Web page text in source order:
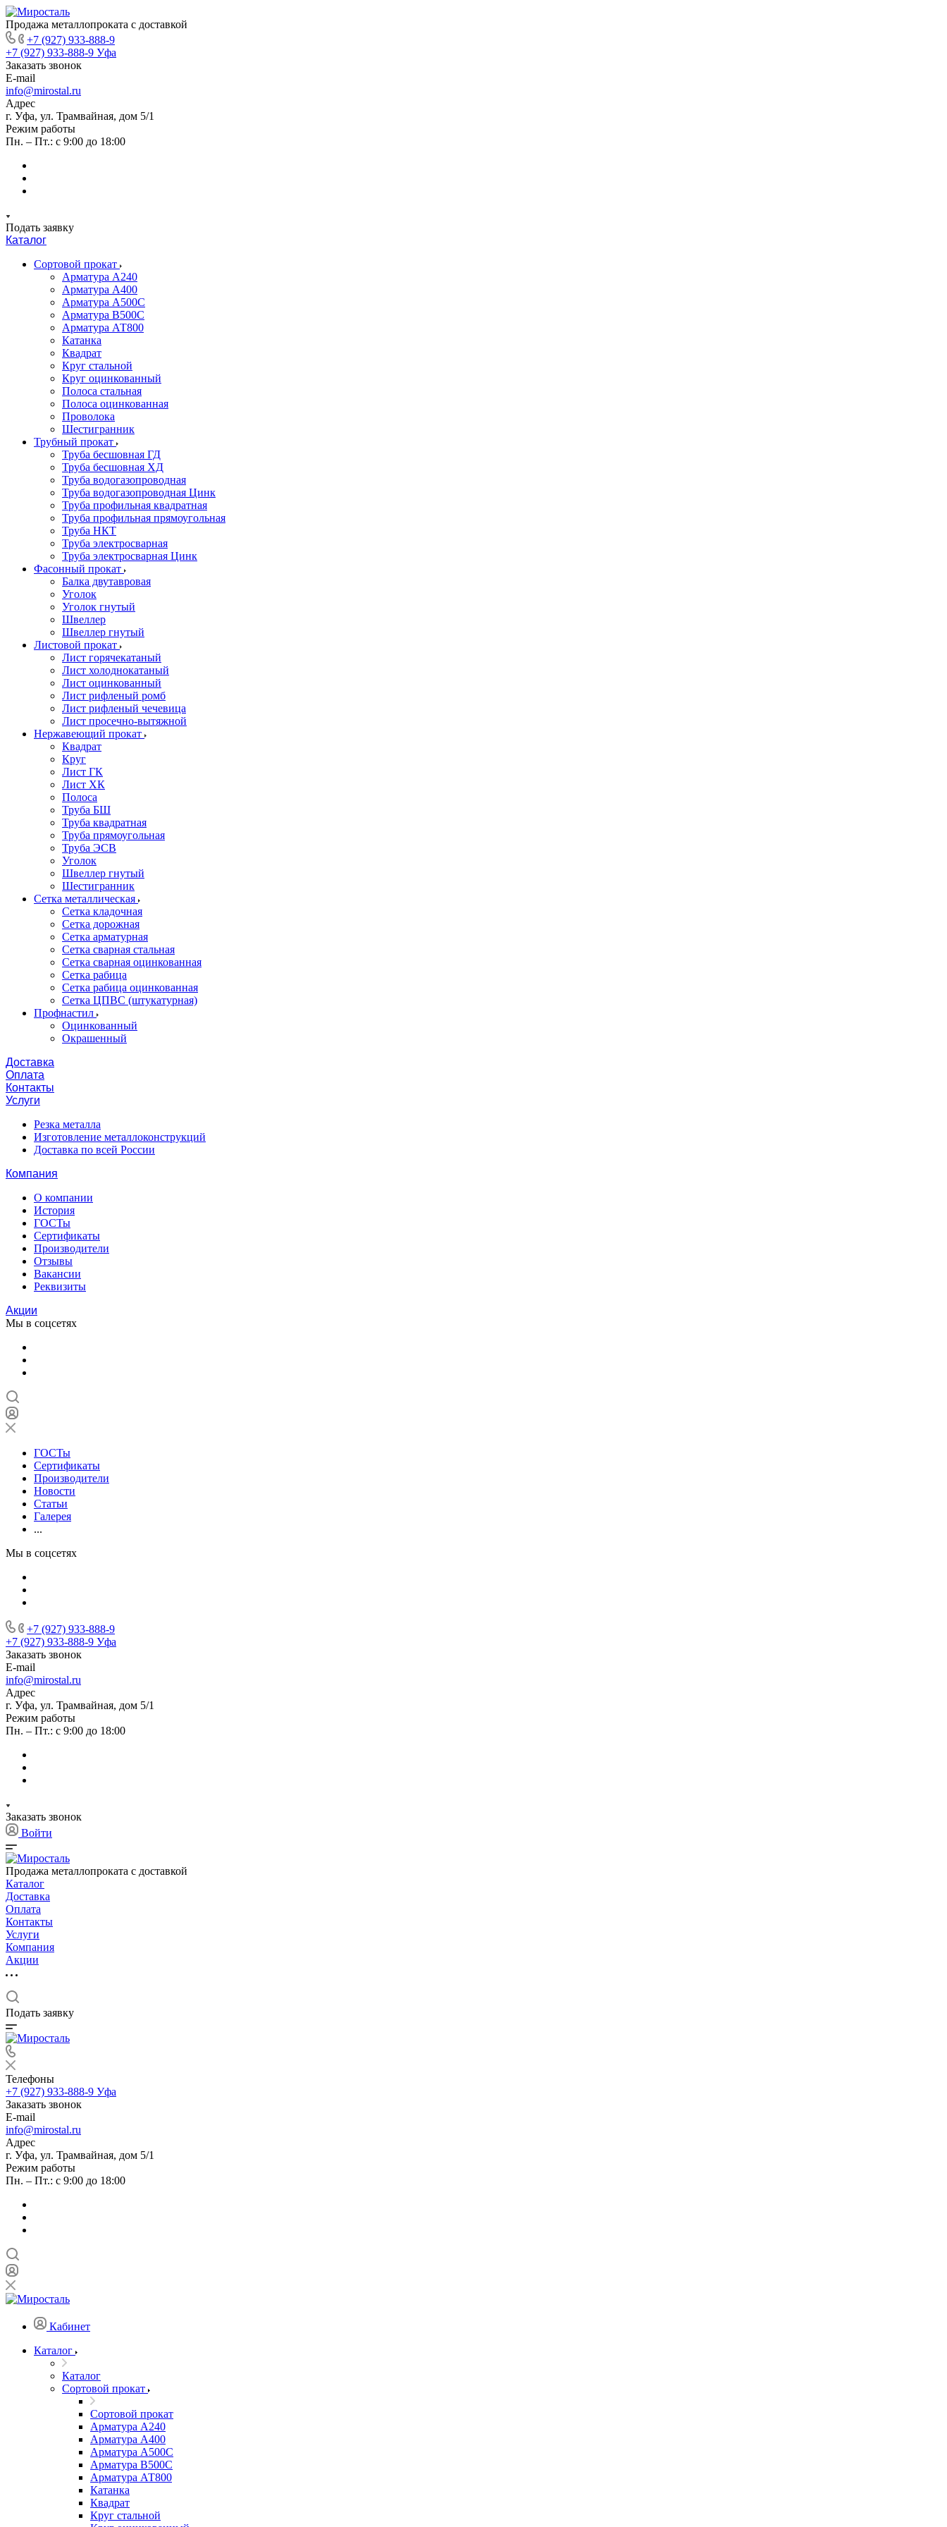
Продажа металлопроката с доставкой
+7 (927) 933-888-9
+7 (927) 933-888-9 Уфа
Заказать звонок
E-mail
info@mirostal.ru
Адрес
г. Уфа, ул. Трамвайная, дом 5/1
Режим работы
Пн. – Пт.: с 9:00 до 18:00
Подать заявку
Каталог
Сортовой прокат
Арматура А240
Арматура А400
Арматура А500C
Арматура В500С
Арматура АТ800
Катанка
Квадрат
Круг стальной
Круг оцинкованный
Полоса стальная
Полоса оцинкованная
Проволока
Шестигранник
Трубный прокат
Труба бесшовная ГД
Труба бесшовная ХД
Труба водогазопроводная
Труба водогазопроводная Цинк
Труба профильная квадратная
Труба профильная прямоугольная
Труба НКТ
Труба электросварная
Труба электросварная Цинк
Фасонный прокат
Балка двутавровая
Уголок
Уголок гнутый
Швеллер
Швеллер гнутый
Листовой прокат
Лист горячекатаный
Лист холоднокатаный
Лист оцинкованный
Лист рифленый ромб
Лист рифленый чечевица
Лист просечно-вытяжной
Нержавеющий прокат
Квадрат
Круг
Лист ГК
Лист ХК
Полоса
Труба БШ
Труба квадратная
Труба прямоугольная
Труба ЭСВ
Уголок
Швеллер гнутый
Шестигранник
Сетка металлическая
Сетка кладочная
Сетка дорожная
Сетка арматурная
Сетка сварная стальная
Сетка сварная оцинкованная
Сетка рабица
Сетка рабица оцинкованная
Сетка ЦПВС (штукатурная)
Профнастил
Оцинкованный
Окрашенный
Доставка
Оплата
Контакты
Услуги
Резка металла
Изготовление металлоконструкций
Доставка по всей России
Компания
О компании
История
ГОСТы
Сертификаты
Производители
Отзывы
Вакансии
Реквизиты
Акции
Мы в соцсетях
ГОСТы
Сертификаты
Производители
Новости
Статьи
Галерея
...
Мы в соцсетях
+7 (927) 933-888-9
+7 (927) 933-888-9 Уфа
Заказать звонок
E-mail
info@mirostal.ru
Адрес
г. Уфа, ул. Трамвайная, дом 5/1
Режим работы
Пн. – Пт.: с 9:00 до 18:00
Заказать звонок
Войти
Продажа металлопроката с доставкой
Каталог
Доставка
Оплата
Контакты
Услуги
Компания
Акции
Подать заявку
Телефоны
+7 (927) 933-888-9 Уфа
Заказать звонок
E-mail
info@mirostal.ru
Адрес
г. Уфа, ул. Трамвайная, дом 5/1
Режим работы
Пн. – Пт.: с 9:00 до 18:00
Кабинет
Каталог
Каталог
Сортовой прокат
Сортовой прокат
Арматура А240
Арматура А400
Арматура А500C
Арматура В500С
Арматура АТ800
Катанка
Квадрат
Круг стальной